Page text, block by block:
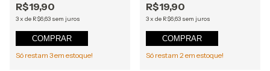
R$19,90
3x de R$6,63 sem juros
COMPRAR
Só restam 3em estoque!
R$19,90
3x de R$6,63 sem juros
COMPRAR
Só restam 2em estoque!